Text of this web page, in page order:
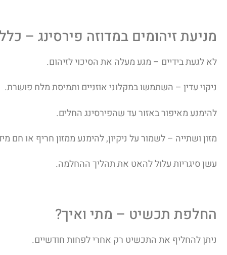
מניעת זיהומים במדוזה פירסינג –
לא לגעת בידיים – מגע מעלה את הסיכוי לזיהום.
ניקוי עדין – השתמשו במקלוני אוזניים ותמיסת מלח פושרת.
להימנע מאיפור באזור עד שהפירסינג החלים.
מזון ושתייה – לשמור על ניקיון, להימנע ממזון חריף או חם
עשן סיגריות עלול להאט את תהליך ההחלמה.
החלפת תכשיט – מתי ואיך?
ניתן להחליף את התכשיט רק אחרי לפחות חודשיים.